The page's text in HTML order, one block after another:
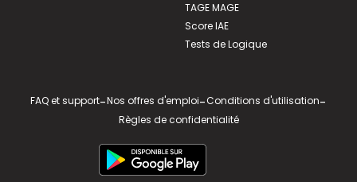
TAGE MAGE
Score IAE
Tests de Logique
FAQ et support-Nos offres d'emploi-Conditions d'utilisation-
Règles de confidentialité